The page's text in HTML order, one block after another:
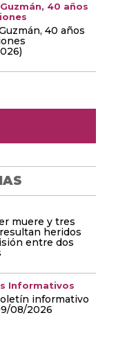
40 años
40 años
muere y tres
heridos
entre dos
Informativos
informativo
08/2026